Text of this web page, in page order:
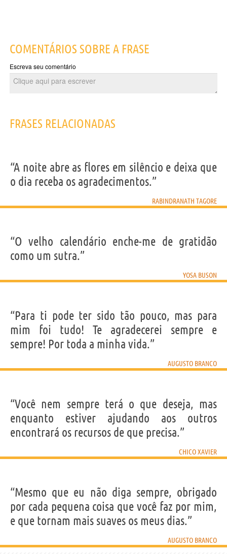
COMENTÁRIOS SOBRE A FRASE
Escreva seu comentário
FRASES RELACIONADAS
“A noite abre as flores em silêncio e deixa que
o dia receba os agradecimentos.”
RABINDRANATH TAGORE
“O velho calendário enche-me de gratidão
como um sutra.”
YOSA BUSON
“Para ti pode ter sido tão pouco, mas para
mim foi tudo! Te agradecerei sempre e
sempre! Por toda a minha vida.”
AUGUSTO BRANCO
“Você nem sempre terá o que deseja, mas
enquanto estiver ajudando aos outros
encontrará os recursos de que precisa.”
CHICO XAVIER
“Mesmo que eu não diga sempre, obrigado
por cada pequena coisa que você faz por mim,
e que tornam mais suaves os meus dias.”
AUGUSTO BRANCO